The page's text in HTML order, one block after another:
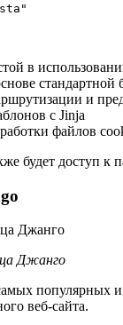
в
стандартной
и
с Jinja
файлов
будет доступ
Джанго
популярных и
веб-сайта.